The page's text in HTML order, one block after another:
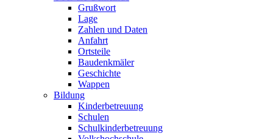
Grußwort
Lage
Zahlen und Daten
Anfahrt
Ortsteile
Baudenkmäler
Geschichte
Wappen
Bildung
Kinderbetreuung
Schulen
Schulkinderbetreuung